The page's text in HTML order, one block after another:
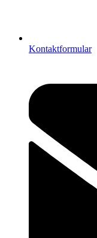
Kontaktformular